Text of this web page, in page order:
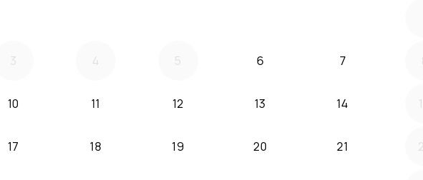
3 4 5 6 7
10 11 12 13 14
17 18 19 20 21